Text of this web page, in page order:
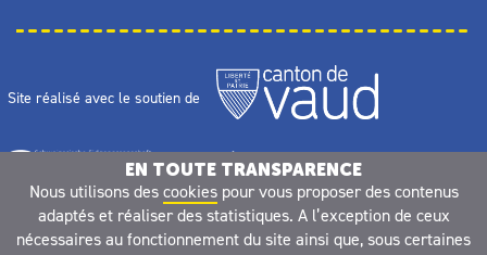
Site réalisé avec le soutien de
EN TOUTE TRANSPARENCE
Nous utilisons des cookiespour vous proposer des contenus
adaptés et réaliser des statistiques. A l’exception de ceux
nécessaires au fonctionnement du site ainsi que, sous certaines